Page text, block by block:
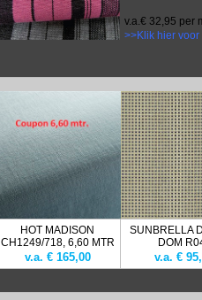
v.a.€ 32,95 per
>>Klik hier
HOT MADISON
CH1249/718, 6,60 MTR
v.a. € 165,00
SUNBRELLA
DOM
v.a. €